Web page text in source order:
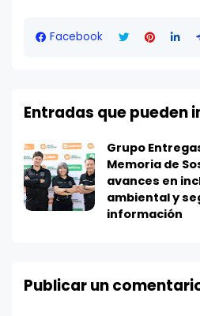
Facebook
Entradas que pueden
Grupo
Memoria de
avances en
ambiental y
información
Publicar un